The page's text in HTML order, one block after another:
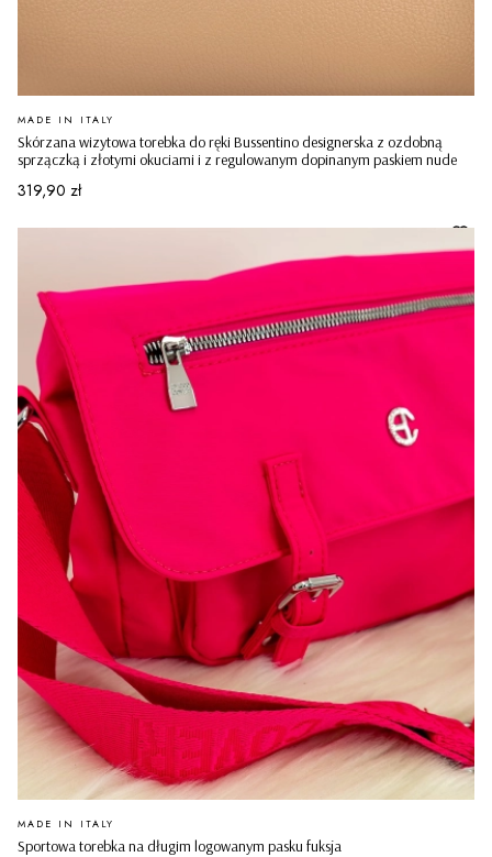
Skórzana wizytowa torebka do ręki Bussentino designerska z ozdobną
sprzączką i złotymi okuciami i z regulowanym dopinanym paskiem nude
PRODUCENT
MADE IN ITALY
Cena
319,90 zł
Sportowa torebka na długim logowanym pasku fuksja
PRODUCENT
MADE IN ITALY